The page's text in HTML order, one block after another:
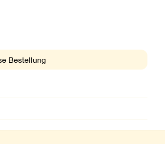
Bestellung